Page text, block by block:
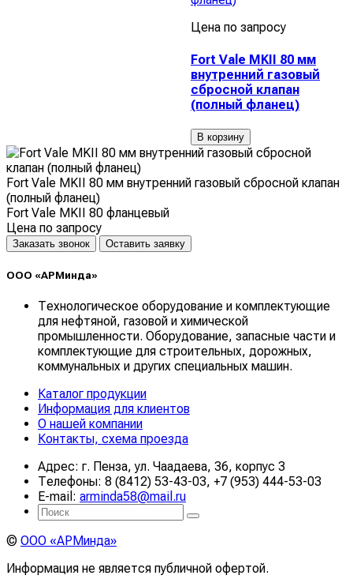
Цена по запросу
Fort Vale MKII 80 мм
внутренний газовый
сбросной клапан
(полный фланец)
В корзину
Fort Vale MKII 80 мм внутренний газовый сбросной клапан
(полный фланец)
Fort Vale MKII 80 фланцевый
Цена по запросу
Заказать звонок Оставить заявку
ООО «АРМинда»
Технологическое оборудование и комплектующие
для нефтяной, газовой и химической
промышленности. Оборудование, запасные части и
комплектующие для строительных, дорожных,
коммунальных и других специальных машин.
Каталог продукции
Информация для клиентов
О нашей компании
Контакты, схема проезда
Адрес: г. Пенза, ул. Чаадаева, 36, корпус 3
Телефоны: 8 (8412) 53-43-03, +7 (953) 444-53-03
E-mail: arminda58@mail.ru
© ООО «АРМинда»
Информация не является публичной офертой.